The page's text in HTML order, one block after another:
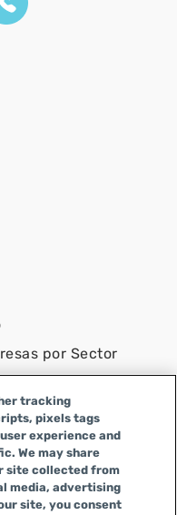
por Sector
como Infinity
y es una empresa de
en CA 0F04179.
tracking
pixels tags
experience and
We may share
site collected from
media, advertising
site, you consent